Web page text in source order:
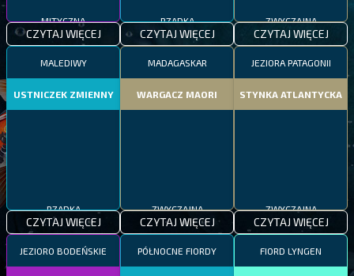
MITYCZNA
CZYTAJ WIĘCEJ
RZADKA
CZYTAJ WIĘCEJ
ZWYCZAJNA
CZYTAJ WIĘCEJ
MALEDIWY
USTNICZEK ZMIENNY
RZADKA
CZYTAJ WIĘCEJ
MADAGASKAR
WARGACZ MAORI
ZWYCZAJNA
CZYTAJ WIĘCEJ
JEZIORA PATAGONII
STYNKA ATLANTYCKA
ZWYCZAJNA
CZYTAJ WIĘCEJ
JEZIORO BODEŃSKIE PÓŁNOCNE FIORDY FIORD LYNGEN